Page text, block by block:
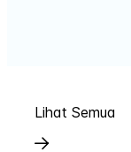
Lihat Semua